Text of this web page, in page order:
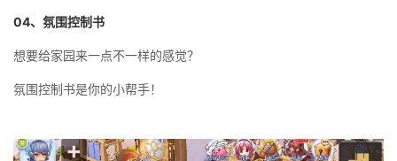
04、氛围控制书
想要给家园来一点不一样的感觉？
氛围控制书是你的小帮手！